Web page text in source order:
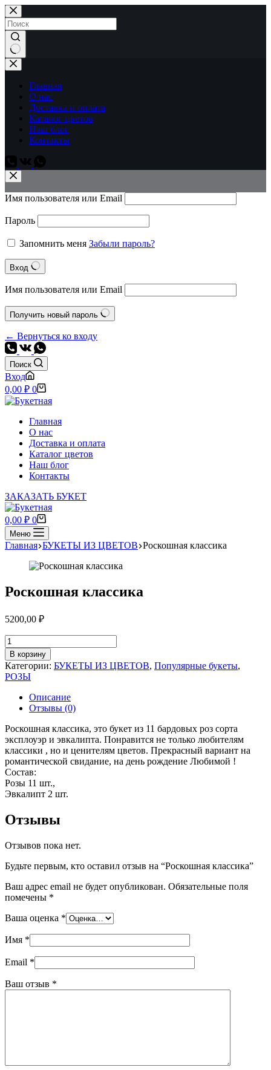
Перейти
к
сути
Ничего
не
найденоГлавная
О нас
Доставка и оплата
Каталог цветов
Наш блог
Контакты
Имя пользователя или Email
Пароль
Запомнить меня Забыли пароль?
Вход
Имя пользователя или Email
Получить новый пароль
← Вернуться ко входу
Поиск
Вход
Корзина
0,00 ₽ 0
Главная
О нас
Доставка и оплата
Каталог цветов
Наш блог
Контакты
ЗАКАЗАТЬ БУКЕТ
Корзина
0,00 ₽ 0
Меню
Главная БУКЕТЫ ИЗ ЦВЕТОВ Роскошная классика
Роскошная классика
5200,00 ₽
Количество
товара
Роскошная
классика
В корзину
Категории: БУКЕТЫ ИЗ ЦВЕТОВ, Популярные букеты,
РОЗЫ
Описание
Отзывы (0)
Роскошная классика, это букет из 11 бардовых роз сорта
эксплоуэр и эвкалипта. Понравится не только любителям
классики , но и ценителям цветов. Прекрасный вариант на
романтической свидание, на день рождение Любимой !
Состав:
Розы 11 шт.,
Эвкалипт 2 шт.
Отзывы
Отзывов пока нет.
Будьте первым, кто оставил отзыв на “Роскошная классика”
Ваш адрес email не будет опубликован. Обязательные поля
помечены *
Ваша оценка *
Имя *
Email *
Ваш отзыв *